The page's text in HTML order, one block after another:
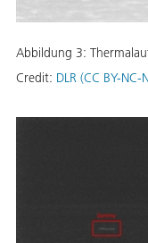
Abbildung 3:
Credit: DLR (CC BY-NC-